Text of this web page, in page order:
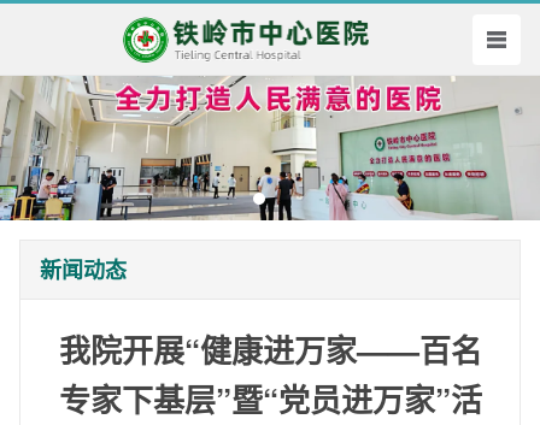
新闻动态
我院开展“健康进万家——百名
专家下基层”暨“党员进万家”活